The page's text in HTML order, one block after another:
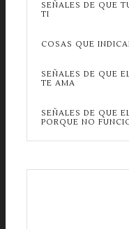
SEÑALES DE QUE
TI
COSAS QUE
SEÑALES DE QUE
TE AMA
SEÑALES DE QUE
PORQUE NO